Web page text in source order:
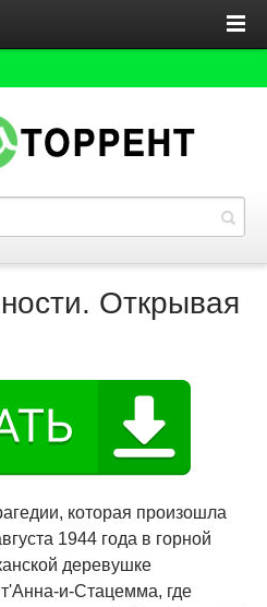
Открывая
которая произошла
1944 года в горной
деревушке
и-Стацемма, где